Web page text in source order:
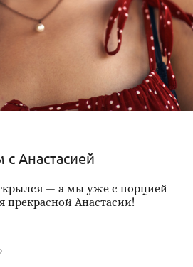
Анастасией
— а мы уже с порцией
Анастасии!